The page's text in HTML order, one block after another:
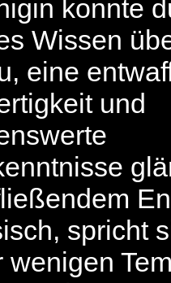
konnte
Wissen
eine
und
spricht
wenigen